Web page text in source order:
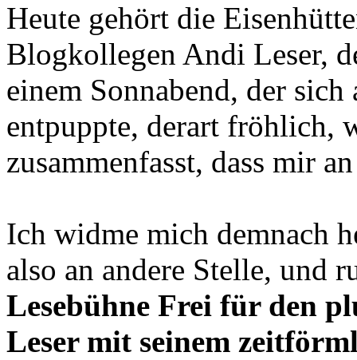
Heute gehört die
Blogkollegen Andi Leser,
einem Sonnabend, der
entpuppte, derart fröhlich,
zusammenfasst, dass mir
Ich widme mich demnach
also an andere Stelle, und
Lesebühne Frei für den
Leser mit seinem